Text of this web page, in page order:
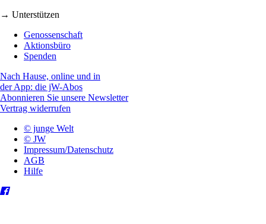
→ Unterstützen
Genossenschaft
Aktionsbüro
Spenden
Nach Hause, online und in
der App: die jW-Abos
Abonnieren Sie unsere Newsletter
Vertrag widerrufen
© junge Welt
© JW
Impressum/Datenschutz
AGB
Hilfe